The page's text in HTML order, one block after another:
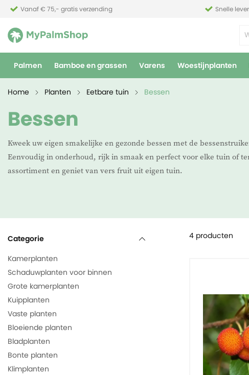
Vanaf € 75,- gratis verzending Snelle
Palmen Bamboe en grassen Varens Woestijnplanten
Home Planten Eetbare tuin Bessen
Bessen
Kweek uw eigen smakelijke en gezonde bessen met de
Eenvoudig in onderhoud, rijk in smaak en perfect voor elke tuin of
assortiment en geniet van vers fruit uit eigen tuin.
4 producten
Categorie
Kamerplanten
Schaduwplanten voor binnen
Grote kamerplanten
Kuipplanten
Vaste planten
Bloeiende planten
Bladplanten
Bonte planten
Klimplanten